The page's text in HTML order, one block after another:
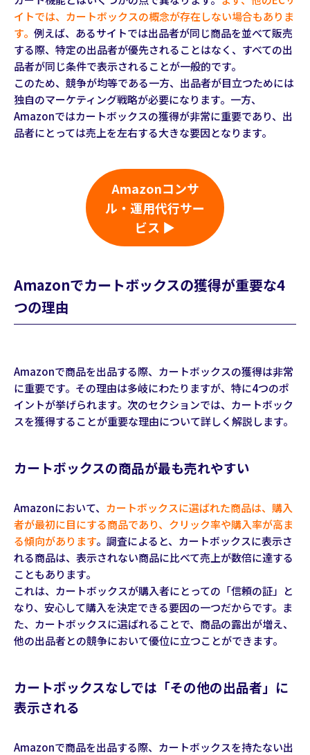
イトでは、カートボックスの概念が存在しない場合もありま
す。 例えば、あるサイトでは出品者が同じ商品を並べて販売
する際、特定の出品者が優先されることはなく、すべての出
品者が同じ条件で表示されることが一般的です。
このため、競争が均等である一方、出品者が目立つためには
独自のマーケティング戦略が必要になります。一方、
Amazonではカートボックスの獲得が非常に重要であり、出
品者にとっては売上を左右する大きな要因となります。
Amazonコンサ
ル・運用代行サー
ビス ▶
Amazonでカートボックスの獲得が重要な4
つの理由
Amazonで商品を出品する際、カートボックスの獲得は非常
に重要です。その理由は多岐にわたりますが、特に4つのポ
イントが挙げられます。次のセクションでは、カートボック
スを獲得することが重要な理由について詳しく解説します。
カートボックスの商品が最も売れやすい
Amazonにおいて、 カートボックスに選ばれた商品は、購入
者が最初に目にする商品であり、クリック率や購入率が高ま
る傾向があります。調査によると、カートボックスに表示さ
れる商品は、表示されない商品に比べて売上が数倍に達する
こともあります。
これは、カートボックスが購入者にとっての「信頼の証」と
なり、安心して購入を決定できる要因の一つだからです。ま
た、カートボックスに選ばれることで、商品の露出が増え、
他の出品者との競争において優位に立つことができます。
カートボックスなしでは「その他の出品者」に
表示される
Amazonで商品を出品する際、カートボックスを持たない出